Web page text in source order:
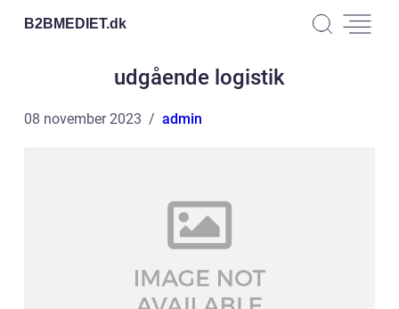
B2BMEDIET.dk
udgående logistik
08 november 2023 admin